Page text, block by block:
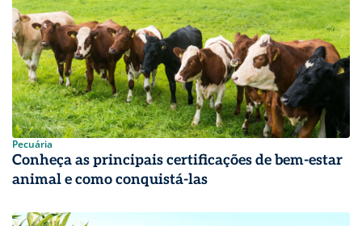
Pecuária
Conheça as principais certificações de bem-estar
animal e como conquistá-las